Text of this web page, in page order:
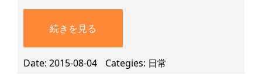
続きを見る
Date 2015-08-04 Categies 日常